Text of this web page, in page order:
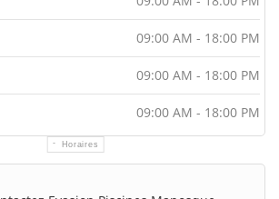
Horaires
09:00 AM - 18:00 PM
09:00 AM - 18:00 PM
09:00 AM - 18:00 PM